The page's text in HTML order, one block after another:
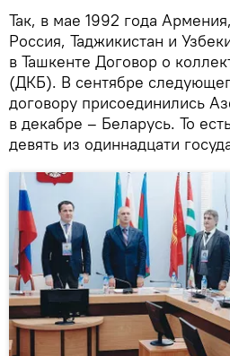
Так, в мае 1992 года
Россия, Таджикистан и
в Ташкенте Договор о
(ДКБ). В сентябре
договору присоединились
в декабре – Беларусь. То
девять из одиннадцати